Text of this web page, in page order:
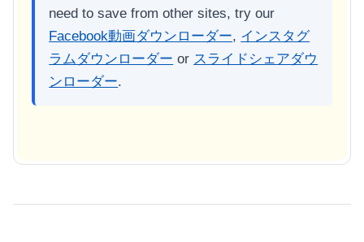
need to save from other sites, try our
Facebook動画ダウンローダー, インスタグ
ラムダウンローダー or スライドシェアダウ
ンローダー.